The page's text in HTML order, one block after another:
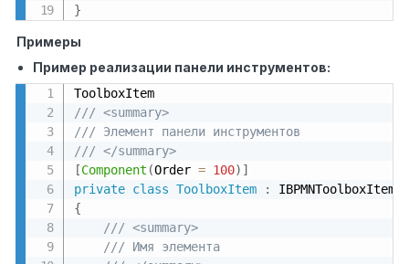
}
Примеры
Пример реализации панели инструментов:
/// <summary>
/// Элемент панели инструментов
/// </summary>
[Component (Order = 100) ]
private class ToolboxItem : IBPMNToolboxItem
{
/// <summary>
/// Имя элемента